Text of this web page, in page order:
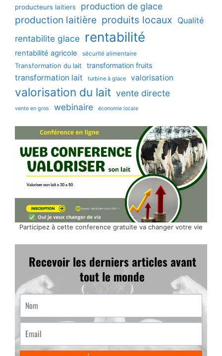
producteurs laitiers production de glace
production laitière produits locaux Qualité
rentabilite glace rentabilité
rentabilité agricole sécurité alimentaire
Transformation du lait transformation fruits
transformation lait turbine à glace valorisation
valorisation du lait vente directe
vente en gros webinaire économie locale
Participez à cette conference gratuite va changer votre vie